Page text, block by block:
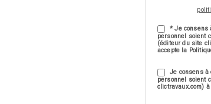
* Je consens
personnel soient
(éditeur du site
accepte la
Je consens à
personnel soient
clictravaux.com)